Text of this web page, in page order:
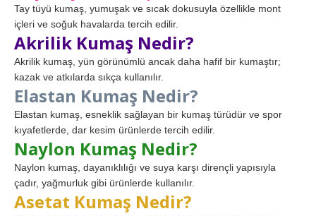
Tay tüyü kumaş, yumuşak ve sıcak dokusuyla özellikle mont
içleri ve soğuk havalarda tercih edilir.
Akrilik Kumaş Nedir?
Akrilik kumaş, yün görünümlü ancak daha hafif bir kumaştır;
kazak ve atkılarda sıkça kullanılır.
Elastan Kumaş Nedir?
Elastan kumaş, esneklik sağlayan bir kumaş türüdür ve spor
kıyafetlerde, dar kesim ürünlerde tercih edilir.
Naylon Kumaş Nedir?
Naylon kumaş, dayanıklılığı ve suya karşı dirençli yapısıyla
çadır, yağmurluk gibi ürünlerde kullanılır.
Asetat Kumaş Nedir?